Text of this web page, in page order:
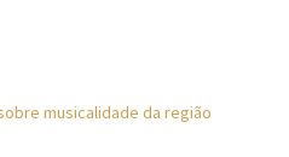
musicalidade da região